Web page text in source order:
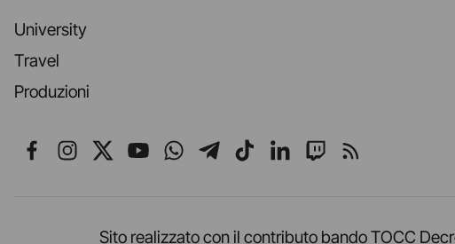
University
Travel
Produzioni
Seguici su Facebook
Seguici su Instagram
Seguici su X
Seguici su YouTube
Seguici su WhatsApp
Seguici su Telegram
Seguici su TikTok
Seguici su LinkedIn
Seguici su
Seguici su
Sito realizzato con il contributo bando TOCC